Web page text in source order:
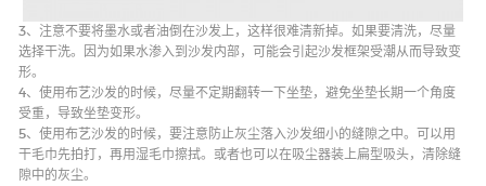
3、注意不要将墨水或者油倒在沙发上，这样很难清新掉。如果要清洗，尽量
选择干洗。因为如果水渗入到沙发内部，可能会引起沙发框架受潮从而导致变
形。
4、使用布艺沙发的时候，尽量不定期翻转一下坐垫，避免坐垫长期一个角度
受重，导致坐垫变形。
5、使用布艺沙发的时候，要注意防止灰尘落入沙发细小的缝隙之中。可以用
干毛巾先拍打，再用湿毛巾擦拭。或者也可以在吸尘器装上扁型吸头，清除缝
隙中的灰尘。